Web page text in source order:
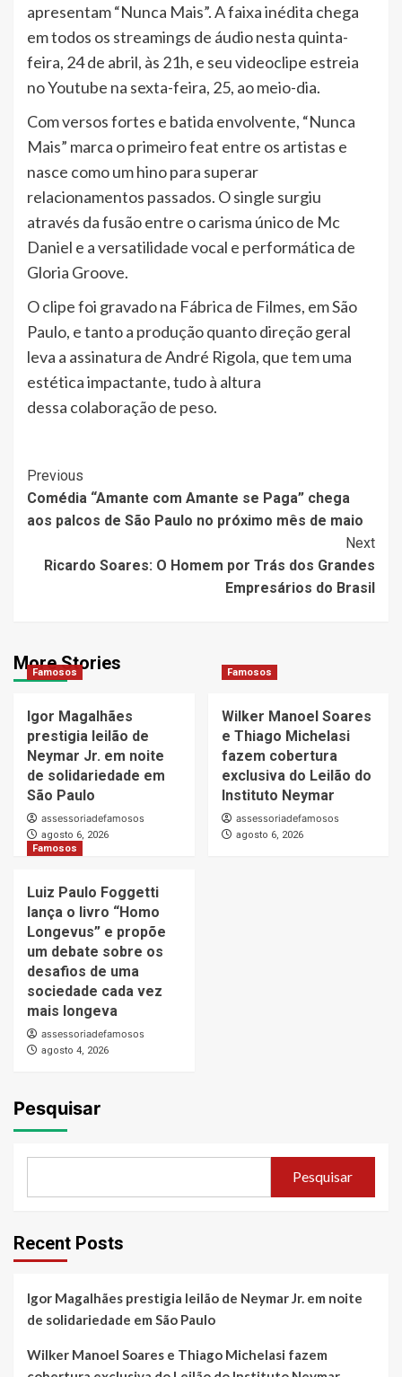
apresentam “Nunca Mais”. A faixa inédita chega
em todos os streamings de áudio nesta quinta-
feira, 24 de abril, às 21h, e seu videoclipe estreia
no Youtube na sexta-feira, 25, ao meio-dia.
Com versos fortes e batida envolvente, “Nunca
Mais” marca o primeiro feat entre os artistas e
nasce como um hino para superar
relacionamentos passados. O single surgiu
através da fusão entre o carisma único de Mc
Daniel e a versatilidade vocal e performática de
Gloria Groove.
O clipe foi gravado na Fábrica de Filmes, em São
Paulo, e tanto a produção quanto direção geral
leva a assinatura de André Rigola, que tem uma
estética impactante, tudo à altura
dessa colaboração de peso.
Post
Navigation
Previous
Comédia “Amante com Amante se Paga” chega
aos palcos de São Paulo no próximo mês de maio
Next
Ricardo Soares: O Homem por Trás dos Grandes
Empresários do Brasil
More Stories
Famosos
Igor Magalhães
prestigia leilão de
Neymar Jr. em noite
de solidariedade em
São Paulo
assessoriadefamosos
agosto 6, 2026
Famosos
Wilker Manoel Soares
e Thiago Michelasi
fazem cobertura
exclusiva do Leilão do
Instituto Neymar
assessoriadefamosos
agosto 6, 2026
Famosos
Luiz Paulo Foggetti
lança o livro “Homo
Longevus” e propõe
um debate sobre os
desafios de uma
sociedade cada vez
mais longeva
assessoriadefamosos
agosto 4, 2026
Pesquisar
Pesquisar
Recent Posts
Igor Magalhães prestigia leilão de Neymar Jr. em noite
de solidariedade em São Paulo
Wilker Manoel Soares e Thiago Michelasi fazem